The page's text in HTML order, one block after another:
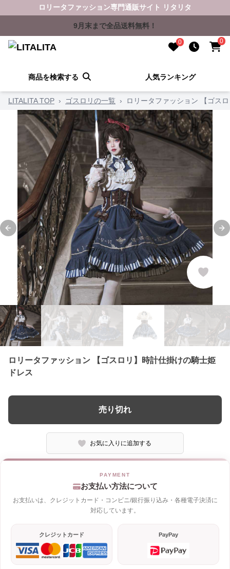
ロリータファッション専門通販サイト リタリタ
9月末まで全品送料無料！
0 0
商品を検索する 人気ランキング
LITALITA TOP › ゴスロリの一覧 › ロリータファッション 【ゴス
Previous slide
ロリータファッション 【ゴスロリ】時計仕掛けの騎士姫
ドレス
売り切れ
お気に入りに追加する
お支払い方法について
お支払いは、クレジットカード・コンビニ/銀行振り込み・各種電子決済に
対応しています。
クレジットカード PayPay